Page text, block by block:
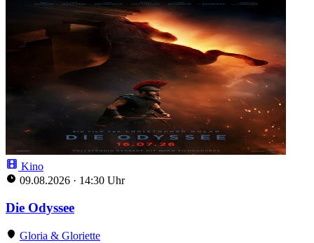
Kino
09.08.2026 · 14:30 Uhr
Die Odyssee
Gloria & Gloriette